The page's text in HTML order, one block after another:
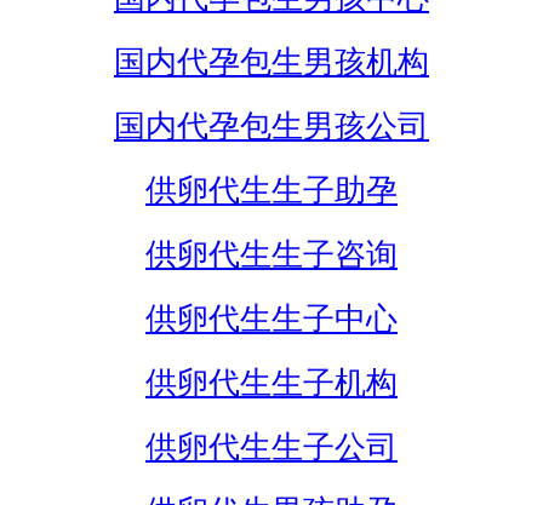
国内代孕包生男孩机构
国内代孕包生男孩公司
供卵代生生子助孕
供卵代生生子咨询
供卵代生生子中心
供卵代生生子机构
供卵代生生子公司